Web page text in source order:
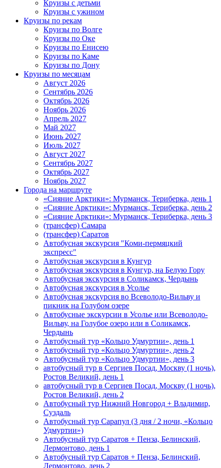
Круизы с детьми
Круизы с ужином
Круизы по рекам
Круизы по Волге
Круизы по Оке
Круизы по Енисею
Круизы по Каме
Круизы по Дону
Круизы по месяцам
Август 2026
Сентябрь 2026
Октябрь 2026
Ноябрь 2026
Апрель 2027
Май 2027
Июнь 2027
Июль 2027
Август 2027
Сентябрь 2027
Октябрь 2027
Ноябрь 2027
Города на маршруте
«Сияние Арктики»: Мурманск, Териберка, день 1
«Сияние Арктики»: Мурманск, Териберка, день 2
«Сияние Арктики»: Мурманск, Териберка, день 3
(трансфер) Самара
(трансфер) Саратов
Автобусная экскурсия "Коми-пермяцкий
экспресс"
Автобусная экскурсия в Кунгур
Автобусная экскурсия в Кунгур, на Белую Гору
Автобусная экскурсия в Соликамск, Чердынь
Автобусная экскурсия в Усолье
Автобусная экскурсия во Всеволодо-Вильву и
пикник на Голубом озере
Автобусные экскурсии в Усолье или Всеволодо-
Вильву, на Голубое озеро или в Соликамск,
Чердынь
Автобусный тур «Кольцо Удмуртии», день 1
Автобусный тур «Кольцо Удмуртии», день 2
Автобусный тур «Кольцо Удмуртии», день 3
автобусный тур в Сергиев Посад, Москву (1 ночь),
Ростов Великий, день 1
автобусный тур в Сергиев Посад, Москву (1 ночь),
Ростов Великий, день 2
Автобусный тур Нижний Новгород + Владимир,
Суздаль
Автобусный тур Сарапул (3 дня / 2 ночи, «Кольцо
Удмуртии»)
Автобусный тур Саратов + Пенза, Белинский,
Лермонтово, день 1
Автобусный тур Саратов + Пенза, Белинский,
Лермонтово, день 2